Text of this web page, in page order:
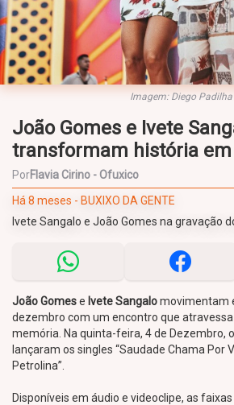
Imagem: Diego Padilha
João Gomes e Ivete
transformam história
PorFlavia Cirino - Ofuxico
Há 8 meses - BUXIXO DA GENTE
Ivete Sangalo e João Gomes na gravação
João Gomese Ivete Sangalomovimentam
dezembro com um encontro que
memória. Na quinta-feira, 4 de Dezembro,
lançaram os singles “Saudade Chama Por
Petrolina”.
Disponíveis em áudio e videoclipe, as